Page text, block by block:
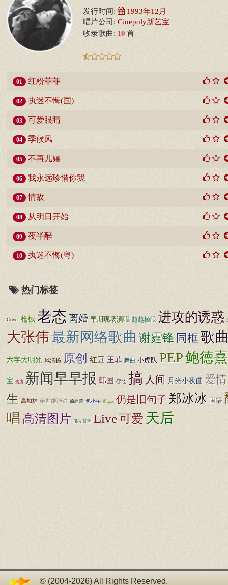
发行时间: 1993年12月
唱片公司: Cinepoly新艺宝
收录歌曲: 10 首
01 红粉菲菲
02 执迷不悔(国)
03 可爱眼睛
04 季候风
05 不再儿嬉
06 我永远珍惜你我
07 情敌
08 从明日开始
09 夜半醉
10 执迷不悔(粤)
热门标签
Cover 枪械 老态离婚 早期现场演唱 超越極限 进攻的诱惑
大张伟最新网络歌曲 谢霆锋 同框歌
六字大明咒 风清扬 原创 红豆 王菲 舞曲 小虎队 PEP鲍德熹
宝 酒店 新闻早早报 韩国 佛经 搞 人间 月光小夜曲 爱情
生 高加林 余世维演讲 徐静蕾 包小柏 愿quot 仍是旧句子郑冰冰 国语
唱高清图片 佛光普照 Live可爱 天后
© (2004-2026) All Rights Reserved.